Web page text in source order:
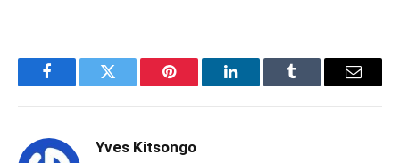
FacebookTwitter Pinterest LinkedInTumblr Email
Yves Kitsongo